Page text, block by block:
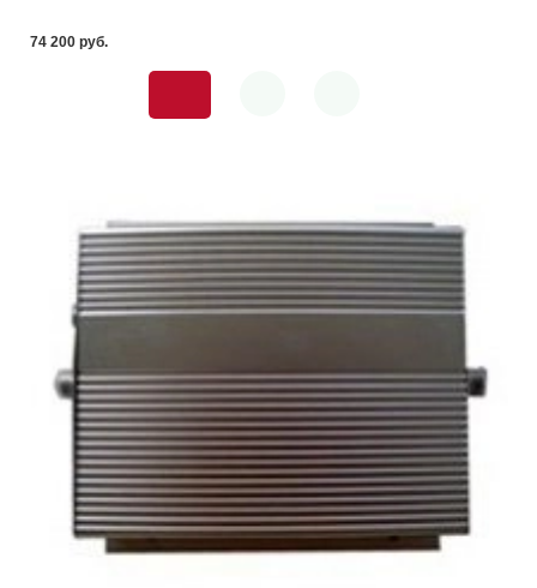
74 200 pуб.